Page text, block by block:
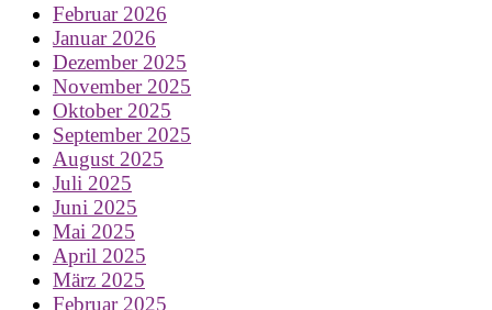
Februar 2026
Januar 2026
Dezember 2025
November 2025
Oktober 2025
September 2025
August 2025
Juli 2025
Juni 2025
Mai 2025
April 2025
März 2025
Februar 2025